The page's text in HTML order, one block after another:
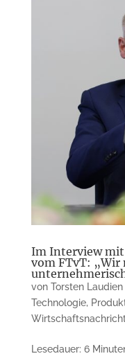
Im Interview
vom FTvT: „Wir
von Torsten Laudien|
Technologie,
Lesedauer: 6